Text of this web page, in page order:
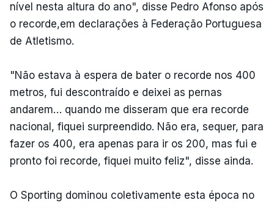
nível nesta altura do ano", disse Pedro Afonso após
o recorde,em declarações à Federação Portuguesa
de Atletismo.
"Não estava à espera de bater o recorde nos 400
metros, fui descontraído e deixei as pernas
andarem… quando me disseram que era recorde
nacional, fiquei surpreendido. Não era, sequer, para
fazer os 400, era apenas para ir os 200, mas fui e
pronto foi recorde, fiquei muito feliz", disse ainda.
O Sporting dominou coletivamente esta época no